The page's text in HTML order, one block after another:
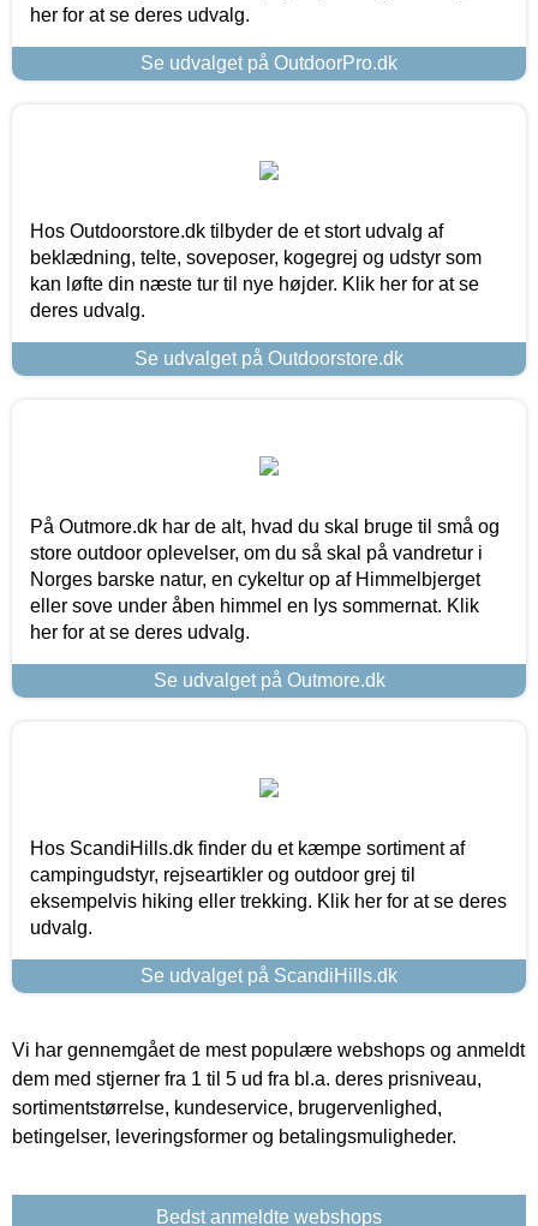
her for at se deres udvalg.
Se udvalget på OutdoorPro.dk
Hos Outdoorstore.dk tilbyder de et stort udvalg af
beklædning, telte, soveposer, kogegrej og udstyr som
kan løfte din næste tur til nye højder. Klik her for at se
deres udvalg.
Se udvalget på Outdoorstore.dk
På Outmore.dk har de alt, hvad du skal bruge til små og
store outdoor oplevelser, om du så skal på vandretur i
Norges barske natur, en cykeltur op af Himmelbjerget
eller sove under åben himmel en lys sommernat. Klik
her for at se deres udvalg.
Se udvalget på Outmore.dk
Hos ScandiHills.dk finder du et kæmpe sortiment af
campingudstyr, rejseartikler og outdoor grej til
eksempelvis hiking eller trekking. Klik her for at se deres
udvalg.
Se udvalget på ScandiHills.dk
Vi har gennemgået de mest populære webshops og anmeldt
dem med stjerner fra 1 til 5 ud fra bl.a. deres prisniveau,
sortimentstørrelse, kundeservice, brugervenlighed,
betingelser, leveringsformer og betalingsmuligheder.
Bedst anmeldte webshops